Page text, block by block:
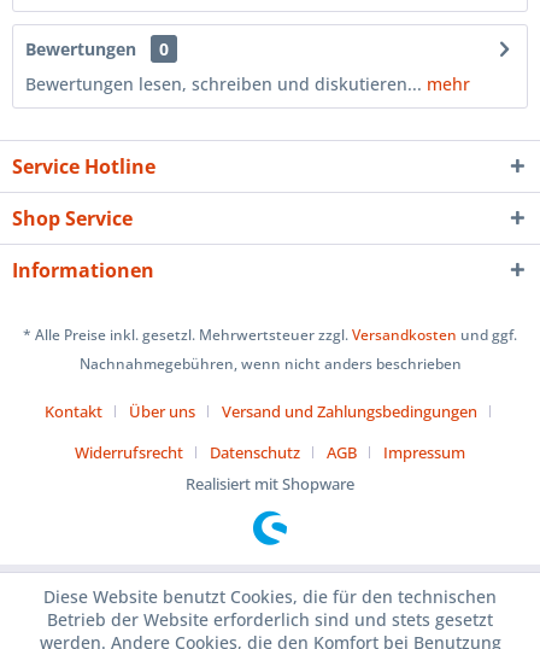
Bewertungen
0
Bewertungen lesen, schreiben und diskutieren... mehr
Service Hotline
Shop Service
Informationen
* Alle Preise inkl. gesetzl. Mehrwertsteuer zzgl.Versandkosten und ggf.
Nachnahmegebühren, wenn nicht anders beschrieben
Kontakt Über uns
Versand und Zahlungsbedingungen
Widerrufsrecht
Datenschutz AGB
Impressum
Realisiert mit Shopware
Diese Website benutzt Cookies, die für den technischen
Betrieb der Website erforderlich sind und stets gesetzt
werden. Andere Cookies, die den Komfort bei Benutzung